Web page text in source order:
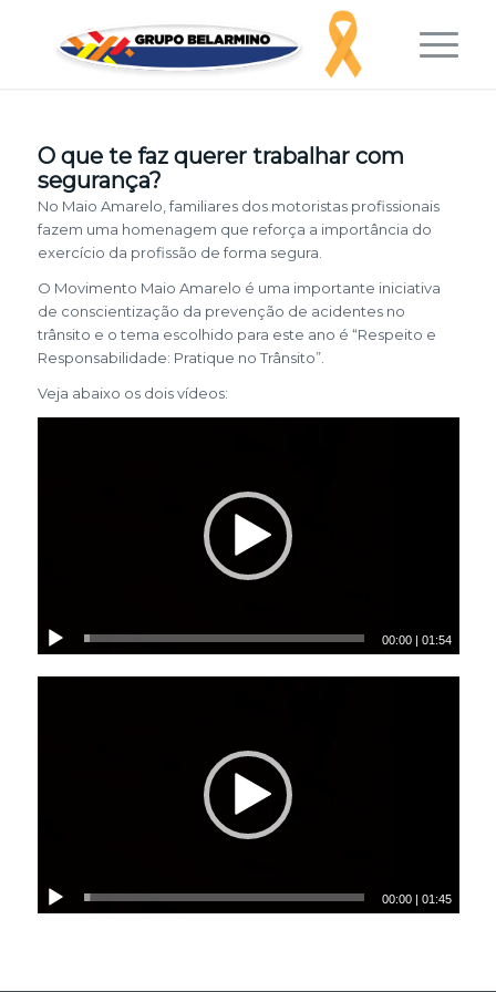
O que te faz querer trabalhar com
segurança?
No Maio Amarelo, familiares dos motoristas profissionais
fazem uma homenagem que reforça a importância do
exercício da profissão de forma segura.
O Movimento Maio Amarelo é uma importante iniciativa
de conscientização da prevenção de acidentes no
trânsito e o tema escolhido para este ano é “Respeito e
Responsabilidade: Pratique no Trânsito”.
Veja abaixo os dois vídeos:
00:00 |01:54
00:00 |01:45